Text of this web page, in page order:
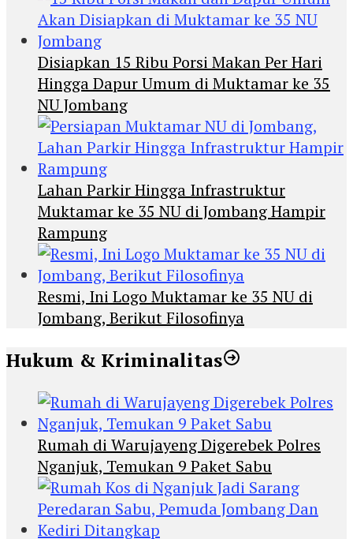
Disiapkan 15 Ribu Porsi Makan Per Hari
Hingga Dapur Umum di Muktamar ke 35
NU Jombang
Lahan Parkir Hingga Infrastruktur
Muktamar ke 35 NU di Jombang Hampir
Rampung
Resmi, Ini Logo Muktamar ke 35 NU di
Jombang, Berikut Filosofinya
Hukum & Kriminalitas
Rumah di Warujayeng Digerebek Polres
Nganjuk, Temukan 9 Paket Sabu